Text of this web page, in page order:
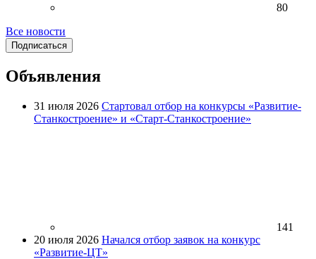
80
Все новости
Подписаться
Объявления
31 июля 2026 Стартовал отбор на конкурсы «Развитие-
Станкостроение» и «Старт-Станкостроение»
141
20 июля 2026 Начался отбор заявок на конкурс
«Развитие-ЦТ»